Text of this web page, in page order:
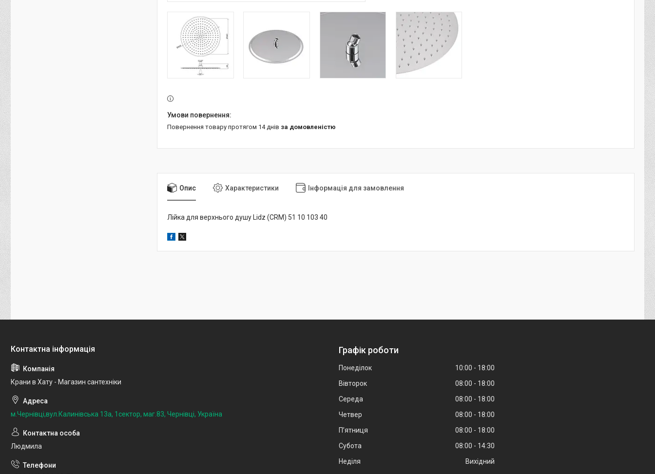
повернення товару протягом 14 днів за домовленістю
Опис Характеристики Інформація для замовлення
Лійка для верхнього душу Lidz (CRM) 51 10 103 40
Крани в Хату - Магазин сантехніки
м.Чернівці,вул.Калинівська 13а, 1сектор, маг.83, Чернівці, Україна
Людмила
Графік роботи
Понеділок 10:00
18:00
Вівторок
08:00
18:00
Середа
08:00
18:00
Четвер
08:00
18:00
Пʼятниця
08:00
18:00
Субота
08:00
14:30
Неділя
Вихідний